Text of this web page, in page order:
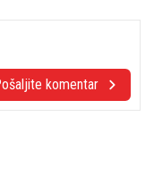
komentar